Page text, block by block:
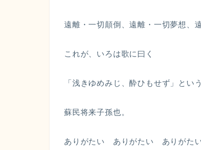
遠離・一切顛倒、遠離・一切夢想、
これが、いろは歌に曰く
「浅きゆめみじ、酔ひもせず」とい
蘇民将来子孫也。
ありがたい ありがたい ありがた